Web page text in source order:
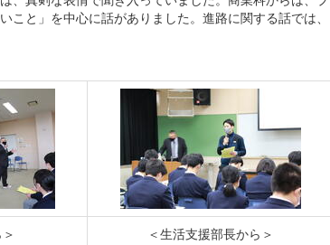
と」を中心に話がありました。進路に関する話では、
＜生活支援部長から＞